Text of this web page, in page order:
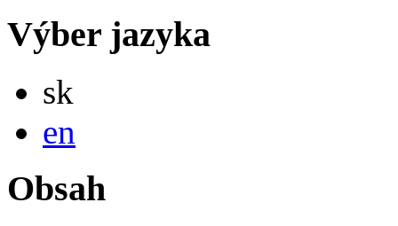
Výber jazyka
sk
en
Obsah